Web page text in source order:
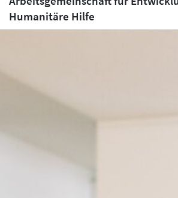
Humanitäre Hilfe